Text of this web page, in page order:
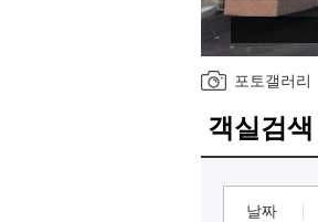
포토갤러리
객실검색
날짜